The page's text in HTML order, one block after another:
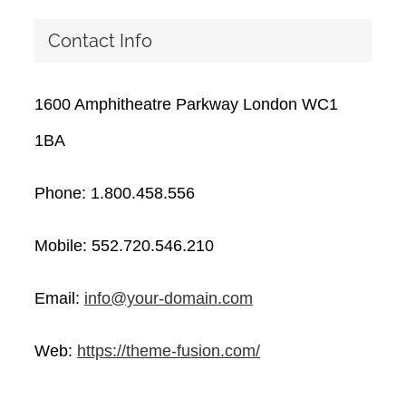
Contact Info
1600 Amphitheatre Parkway London WC1
1BA
Phone: 1.800.458.556
Mobile: 552.720.546.210
Email: info@your-domain.com
Web: https://theme-fusion.com/